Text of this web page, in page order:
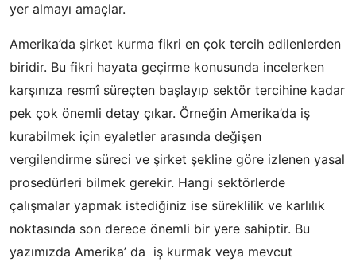
yer almayı amaçlar.
Amerika’da şirket kurma fikri en çok tercih edilenlerden
biridir. Bu fikri hayata geçirme konusunda incelerken
karşınıza resmî süreçten başlayıp sektör tercihine kadar
pek çok önemli detay çıkar. Örneğin Amerika’da iş
kurabilmek için eyaletler arasında değişen
vergilendirme süreci ve şirket şekline göre izlenen yasal
prosedürleri bilmek gerekir. Hangi sektörlerde
çalışmalar yapmak istediğiniz ise süreklilik ve karlılık
noktasında son derece önemli bir yere sahiptir. Bu
yazımızda Amerika’ da iş kurmak veya mevcut